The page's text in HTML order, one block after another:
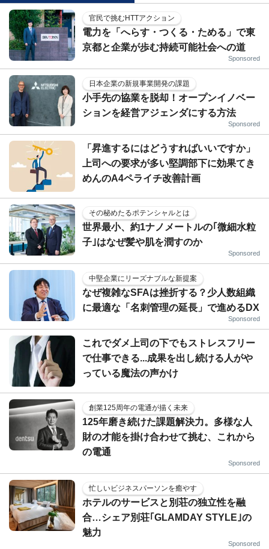
官民で挑むHTTアクション
電力を「へらす・つくる・ためる」で東
京都と企業が歩む持続可能社会への道
Sponsored
日本企業の新規事業開発の課題
小手先の協業を脱却！オープンイノベー
ションを経営アジェンダにする方法
Sponsored
「昇進するにはどうすればいいですか」
上司への要求が多い堅調部下に効果てき
めんのA4ペライチ改善計画
その秘めたるポテンシャルとは
世界最小、約1ナノメートルの｢微細水粒
子｣はなぜ髪や肌を潤すのか
Sponsored
中堅企業にリーズナブルな新提案
なぜ複雑なSFAは挫折する？少人数組織
に最適な「名刺管理の延長」で進めるDX
Sponsored
これでダメ上司の下でもストレスフリー
で仕事できる...成果を出し続ける人がや
っている魔法の声かけ
創業125周年の電通が描く未来
125年磨き続けた課題解決力。多様な人
財の才能を掛け合わせて挑む、これから
の電通
Sponsored
忙しいビジネスパーソンを癒やす
ホテルのサービスと別荘の独立性を融
合…シェア別荘｢GLAMDAY STYLE｣の
魅力
Sponsored